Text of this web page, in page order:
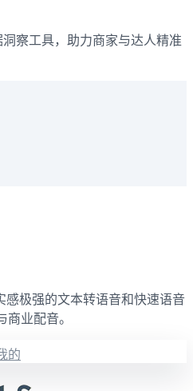
察工具，助力商家与达人精准
感极强的文本转语音和快速语音
业配音。
的